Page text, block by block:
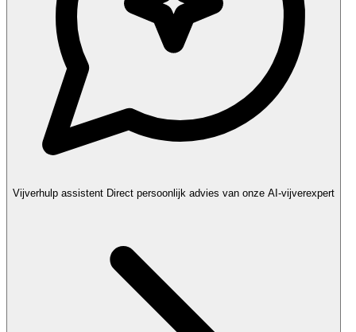
Vijverhulp assistent Direct persoonlijk advies van onze AI-vijverexpert